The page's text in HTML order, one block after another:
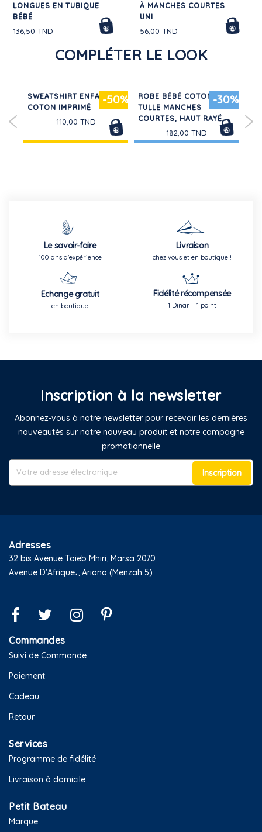
LONGUES EN TUBIQUE
BÉBÉ
136,50 TND
À MANCHES COURTES
UNI
56,00 TND
COMPLÉTER LE LOOK
-50%
SWEATSHIRT ENFANT EN
COTON IMPRIMÉ
110,00 TND
-30%
ROBE BÉBÉ COTON ET
TULLE MANCHES
COURTES, HAUT RAYÉ
182,00 TND
Le savoir-faire
100 ans d'expérience
Livraison
chez vous et en boutique !
Echange gratuit
en boutique
Fidélité récompensée
1 Dinar = 1 point
Inscription à la newsletter
Abonnez-vous à notre newsletter pour recevoir les dernières
nouveautés sur notre nouveau produit et notre campagne
promotionnelle
Inscription
Adresses
32 bis Avenue Taieb Mhiri, Marsa 2070
Avenue D'Afrique،, Ariana (Menzah 5)
Commandes
Suivi de Commande
Paiement
Cadeau
Retour
Services
Programme de fidélité
Livraison à domicile
Petit Bateau
Marque